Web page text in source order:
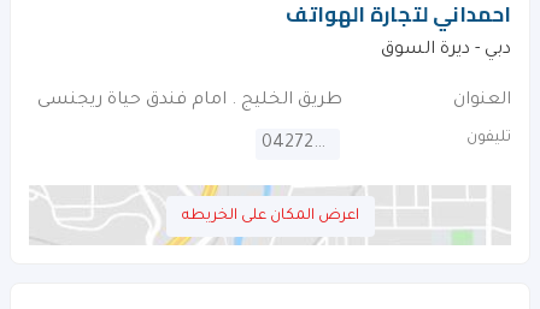
احمداني لتجارة الهواتف
دبي - ديرة السوق
العنوان طريق الخليج . امام فندق حياة ريجنسى
تليفون 042728822
اعرض المكان على الخريطه